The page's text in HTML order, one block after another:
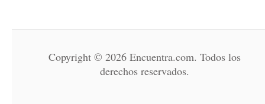
Copyright © 2026 Encuentra.com. Todos los
derechos reservados.